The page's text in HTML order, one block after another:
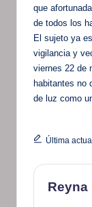
que
de todos los
El sujeto ya
vigilancia y
viernes 22 de
habitantes no
de luz como
Última
Reyna